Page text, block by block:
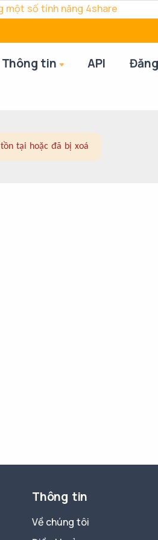
một số tính năng 4share
Thông tin API
tồn tại hoặc đã bị xoá
Thông tin
Về chúng tôi